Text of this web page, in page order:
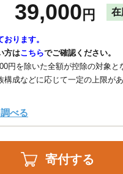
39,000 円 在
ります。
方はこちらでご確認ください。
円を除いた全額が控除の対象と
成などに応じて一定の上限が
調べる
寄付する